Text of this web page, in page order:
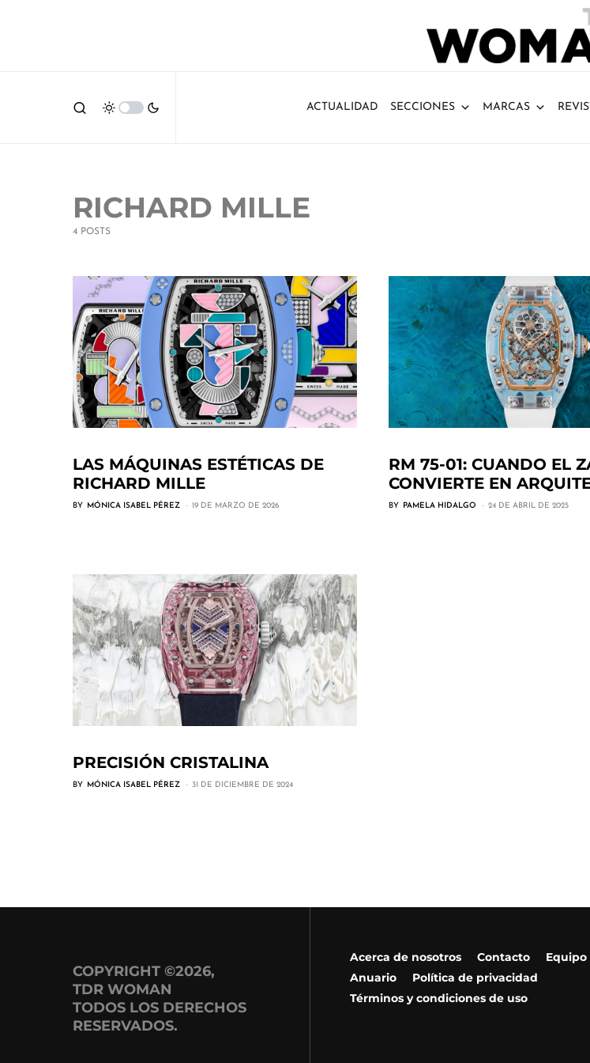
ACTUALIDAD SECCIONES MARCAS
RICHARD MILLE
4 POSTS
LAS MÁQUINAS ESTÉTICAS DE
RICHARD MILLE
BY MÓNICA ISABEL PÉREZ 19 DE MARZO DE 2026
RM 75-01: CUANDO EL
CONVIERTE EN
BY PAMELA HIDALGO 24 DE ABRIL DE 2025
PRECISIÓN CRISTALINA
BY MÓNICA ISABEL PÉREZ 31 DE DICIEMBRE DE 2024
COPYRIGHT ©2026,
TDR WOMAN
TODOS LOS DERECHOS
RESERVADOS.
Acerca de nosotros Contacto Equipo
Anuario
Política de privacidad
Términos y condiciones de uso